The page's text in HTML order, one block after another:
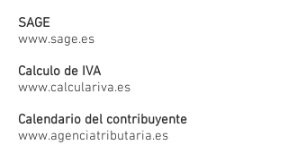
SAGE
www.sage.es
Calculo de IVA
www.calculariva.es
Calendario del contribuyente
www.agenciatributaria.es